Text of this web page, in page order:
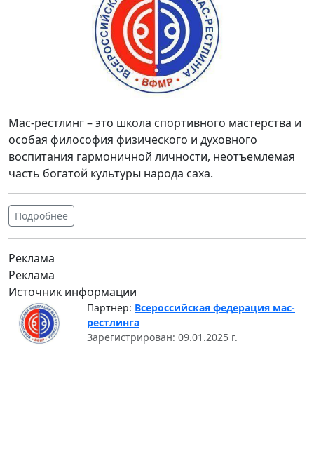
Мас-рестлинг – это школа спортивного мастерства и
особая философия физического и духовного
воспитания гармоничной личности, неотъемлемая
часть богатой культуры народа саха.
Подробнее
Реклама
Реклама
Источник информации
Партнёр: Всероссийская федерация мас-
рестлинга
Зарегистрирован: 09.01.2025 г.